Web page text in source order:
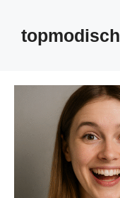
springentopmodisch